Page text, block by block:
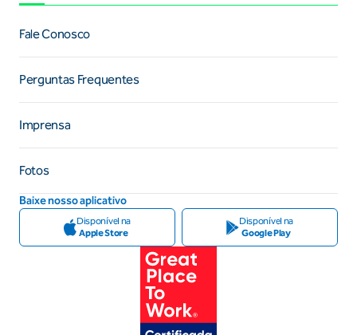
Fale Conosco
Perguntas Frequentes
Imprensa
Fotos
Baixe nosso aplicativo
Disponível na
Apple Store
Disponível na
Google Play